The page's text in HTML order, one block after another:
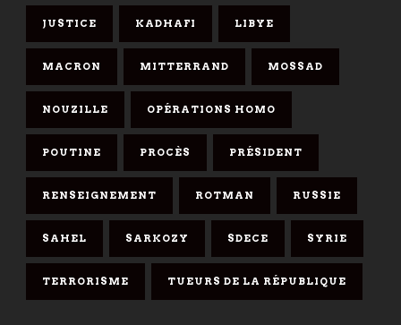
JUSTICE KADHAFI LIBYE
MACRON MITTERRAND MOSSAD
NOUZILLE OPÉRATIONS HOMO
POUTINE PROCÈS PRÉSIDENT
RENSEIGNEMENT ROTMAN RUSSIE
SAHEL SARKOZY SDECE SYRIE
TERRORISME TUEURS DE LA RÉPUBLIQUE